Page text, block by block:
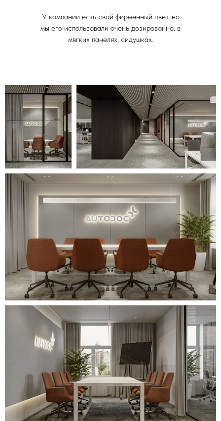
У компании есть свой фирменный цвет, но
мы его использовали очень дозированно: в
мягких панелях, сидушках.